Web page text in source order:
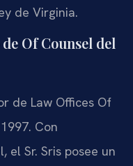
de Virginia.
Of Counsel del
de Law Offices Of
Con
el Sr. Sris posee un